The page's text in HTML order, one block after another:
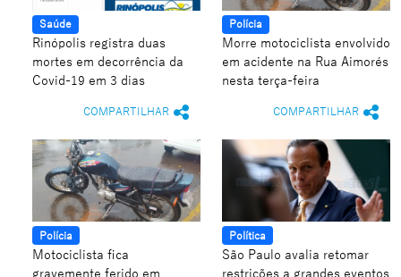
Saúde
Rinópolis registra duas
mortes em decorrência da
Covid-19 em 3 dias
COMPARTILHAR
Polícia
Morre motociclista envolvido
em acidente na Rua Aimorés
nesta terça-feira
COMPARTILHAR
Polícia
Motociclista fica
gravemente ferido em
Política
São Paulo avalia retomar
restrições a grandes eventos